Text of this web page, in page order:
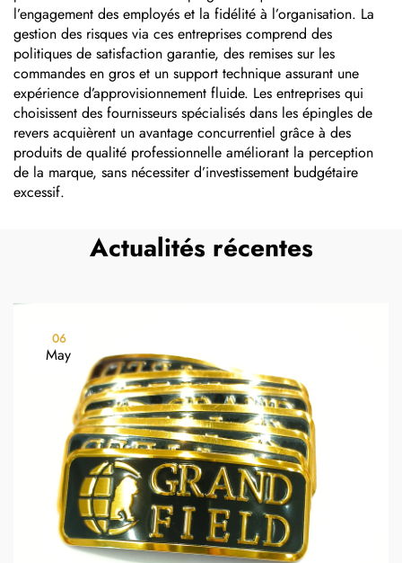
l’engagement des employés et la fidélité à l’organisation. La
gestion des risques via ces entreprises comprend des
politiques de satisfaction garantie, des remises sur les
commandes en gros et un support technique assurant une
expérience d’approvisionnement fluide. Les entreprises qui
choisissent des fournisseurs spécialisés dans les épingles de
revers acquièrent un avantage concurrentiel grâce à des
produits de qualité professionnelle améliorant la perception
de la marque, sans nécessiter d’investissement budgétaire
excessif.
Actualités récentes
06
May